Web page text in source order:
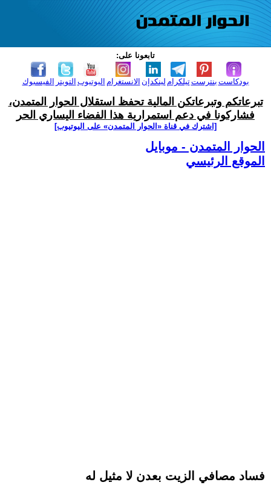
تابعونا على:
الفيسبوك التويتر اليوتيوب الانستغرام لينكدإن تيلكرامبنترست بودكاست
تبرعاتكم وتبرعاتكن المالية تحفظ استقلال الحوار المتمدن،
فشاركونا في دعم استمرارية هذا الفضاء اليساري الحر
[اشترك في قناة ‫«الحوار المتمدن» على اليوتيوب]
الحوار المتمدن - موبايل
الموقع الرئيسي
فساد مصافي الزيت بعدن لا مثيل له